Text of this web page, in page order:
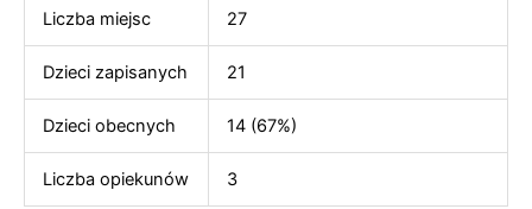
Liczba miejsc 27
Dzieci zapisanych 21
Dzieci obecnych 14 (67%)
Liczba opiekunów 3